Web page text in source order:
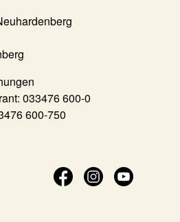
033476 600-0
600-750